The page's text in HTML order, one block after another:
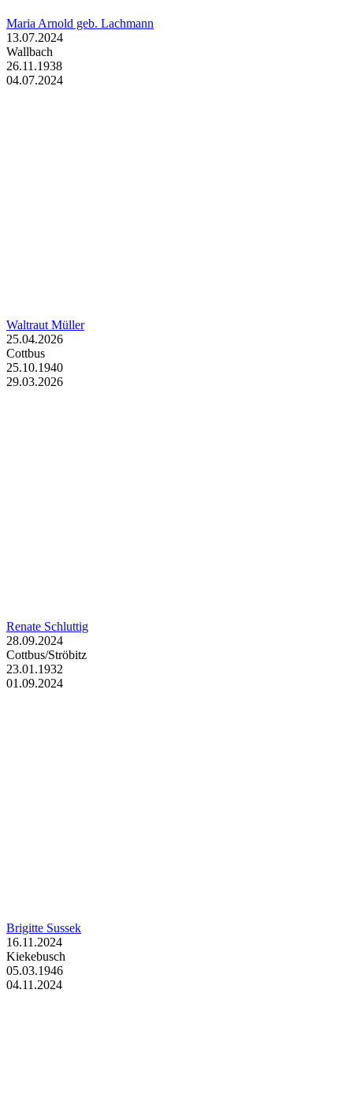
Maria Arnold geb. Lachmann
13.07.2024
Wallbach
26.11.1938
04.07.2024
Waltraut Müller
25.04.2026
Cottbus
25.10.1940
29.03.2026
Renate Schluttig
28.09.2024
Cottbus/Ströbitz
23.01.1932
01.09.2024
Brigitte Sussek
16.11.2024
Kiekebusch
05.03.1946
04.11.2024